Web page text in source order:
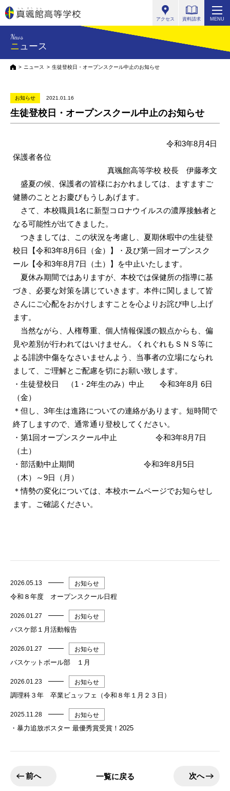
アクセス 資料請求 MENU
News
ニュース
HOMEニュース 生徒登校日・オープンスクール中止のお知らせ
お知らせ 2021.01.16
生徒登校日・オープンスクール中止のお知らせ
令和3年8月4日
保護者各位
真颯館高等学校 校長 伊藤孝文
盛夏の候、保護者の皆様におかれましては、ますますご
健勝のこととお慶びもうしあげます。
さて、本校職員1名に新型コロナウイルスの濃厚接触者と
なる可能性が出てきました。
つきましては、この状況を考慮し、夏期休暇中の生徒登
校日【令和3年8月6日（金）】・及び第一回オープンスク
ール【令和3年8月7日（土）】を中止いたします。
夏休み期間ではありますが、本校では保健所の指導に基
づき、必要な対策を講じていきます。本件に関しまして皆
さんにご心配をおかけしますことを心よりお詫び申し上げ
ます。
当然ながら、人権尊重、個人情報保護の観点からも、偏
見や差別が行われてはいけません。くれぐれもＳＮＳ等に
よる誹謗中傷をなさいませんよう、当事者の立場になられ
まして、ご理解とご配慮を切にお願い致します。
・生徒登校日 （1・2年生のみ）中止 令和3年8月 6日
（金）
＊但し、3年生は進路についての連絡があります。短時間で
終了しますので、通常通り登校してください。
・第1回オープンスクール中止 令和3年8月7日
（土）
・部活動中止期間 令和3年8月5日
（木）～9日（月）
＊情勢の変化については、本校ホームページでお知らせし
ます。ご確認ください。
2026.05.13 お知らせ
令和８年度 オープンスクール日程
2026.01.27 お知らせ
バスケ部１月活動報告
2026.01.27 お知らせ
バスケットボール部 １月
2026.01.23 お知らせ
調理科３年 卒業ビュッフェ（令和８年１月２３日）
2025.11.28 お知らせ
・暴力追放ポスター 最優秀賞受賞！2025
前へ 一覧に戻る 次へ